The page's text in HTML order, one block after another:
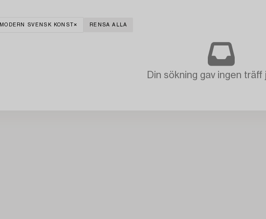
MODERN SVENSK KONST RENSA ALLA
Din sökning gav ingen träff